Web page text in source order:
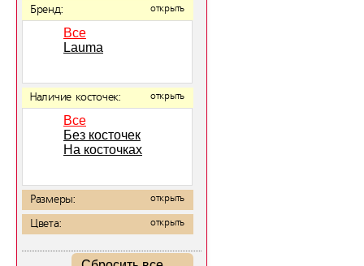
Бренд: открыть
Все
Lauma
Наличие косточек: открыть
Все
Без косточек
На косточках
Размеры: открыть
Цвета: открыть